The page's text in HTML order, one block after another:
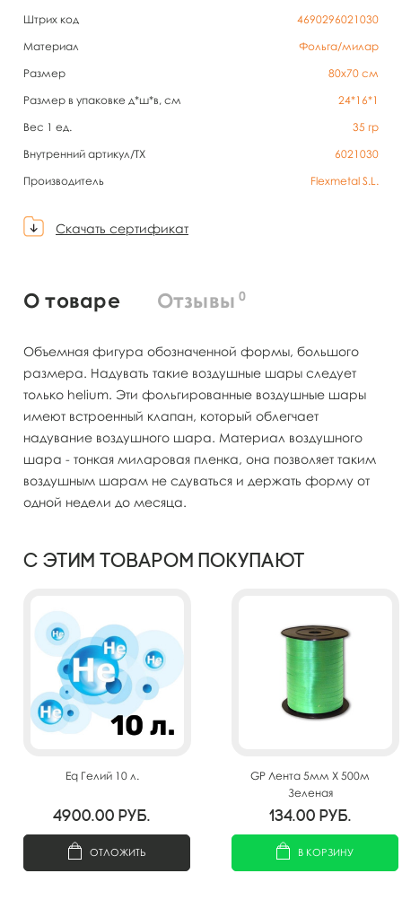
Штрих код
4690296021030
Материал
Фольга/милар
Размер
80х70 см
Размер в упаковке д*ш*в, см
24*16*1
Вес 1 ед.
35 гр
Внутренний артикул/TX
6021030
Производитель
Flexmetal S.L.
Скачать сертификат
О товаре Отзывы 0
Объемная фигура обозначенной формы, большого
размера. Надувать такие воздушные шары следует
только helium. Эти фольгированные воздушные шары
имеют встроенный клапан, который облегчает
надувание воздушного шара. Материал воздушного
шара - тонкая миларовая пленка, она позволяет таким
воздушным шарам не сдуваться и держать форму от
одной недели до месяца.
С этим товаром покупают
Eq Гелий 10 л.
4900.00 руб.
ОТЛОЖИТЬ
GP Лента 5мм X 500м
Зеленая
134.00 руб.
В КОРЗИНУ